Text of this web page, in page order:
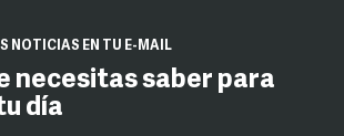
NOTICIAS EN TU E-MAIL
necesitas saber para
día